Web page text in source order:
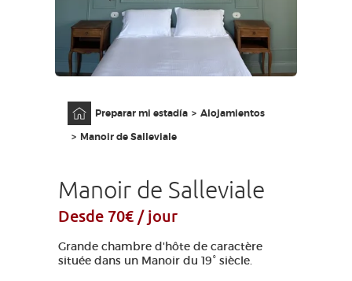
ES
Preparar mi estadía
Alojamientos
Manoir de Salleviale
Manoir de Salleviale
Desde 70€ / jour
Grande chambre d'hôte de caractère
située dans un Manoir du 19° siècle.